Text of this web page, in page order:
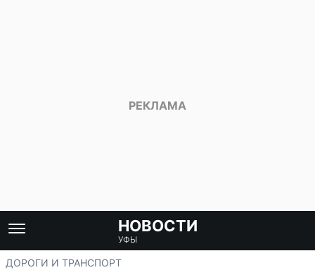
НОВОСТИ
УФЫ
ДОРОГИ И ТРАНСПОРТ